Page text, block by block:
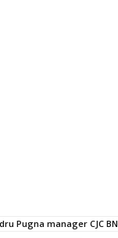
Pugna manager CJC BN